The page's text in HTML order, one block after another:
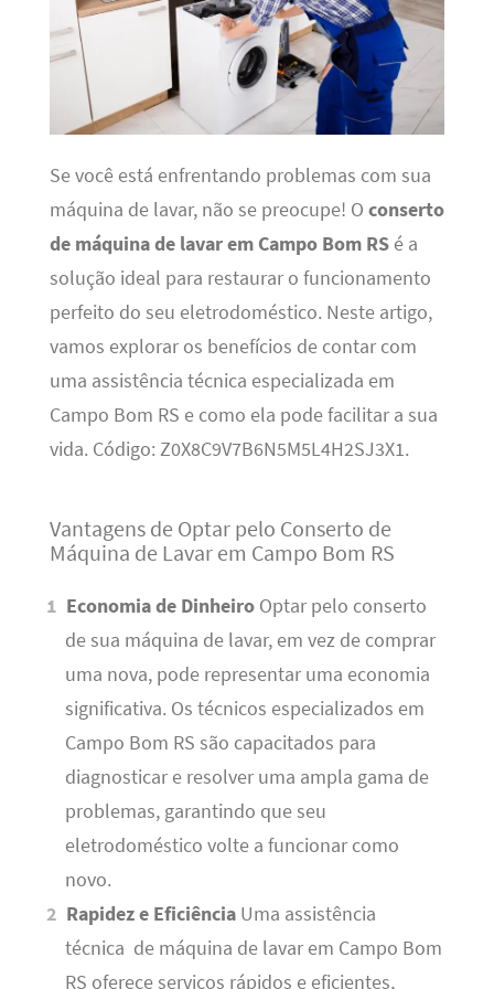
Se você está enfrentando problemas com sua
máquina de lavar, não se preocupe! O conserto
de máquina de lavar em Campo Bom RSé a
solução ideal para restaurar o funcionamento
perfeito do seu eletrodoméstico. Neste artigo,
vamos explorar os benefícios de contar com
uma assistência técnica especializada em
Campo Bom RS e como ela pode facilitar a sua
vida. Código: Z0X8C9V7B6N5M5L4H2SJ3X1.
Vantagens de Optar pelo Conserto de
Máquina de Lavar em Campo Bom RS
Economia de Dinheiro Optar pelo conserto
de sua máquina de lavar, em vez de comprar
uma nova, pode representar uma economia
significativa. Os técnicos especializados em
Campo Bom RS são capacitados para
diagnosticar e resolver uma ampla gama de
problemas, garantindo que seu
eletrodoméstico volte a funcionar como
novo.
Rapidez e Eficiência Uma assistência
técnica de máquina de lavar em Campo Bom
RS oferece serviços rápidos e eficientes,